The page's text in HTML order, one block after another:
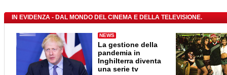
IN EVIDENZA - DAL MONDO DEL CINEMA E DELLA TELEVISIONE.
NEWS
La gestione della
pandemia in
Inghilterra diventa
una serie tv